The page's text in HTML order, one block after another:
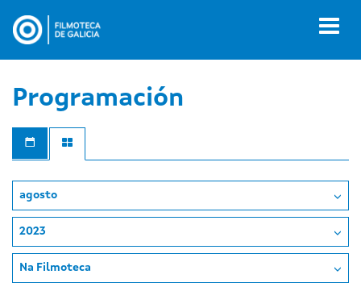
contido
Programación
agosto
2023
Na Filmoteca